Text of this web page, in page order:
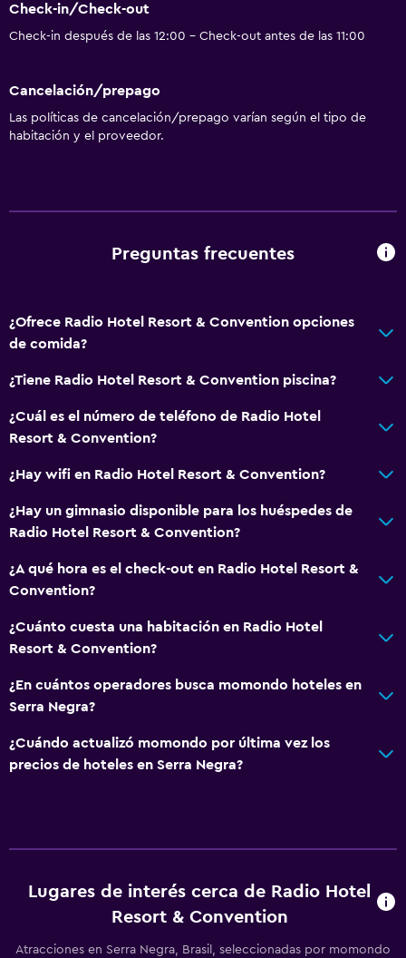
Check-in/Check-out
Check-in después de las 12:00 - Check-out antes de las 11:00
Cancelación/prepago
Las políticas de cancelación/prepago varían según el tipo de
habitación y el proveedor.
Preguntas frecuentes
¿Ofrece Radio Hotel Resort & Convention opciones
de comida?
¿Tiene Radio Hotel Resort & Convention piscina?
¿Cuál es el número de teléfono de Radio Hotel
Resort & Convention?
¿Hay wifi en Radio Hotel Resort & Convention?
¿Hay un gimnasio disponible para los huéspedes de
Radio Hotel Resort & Convention?
¿A qué hora es el check-out en Radio Hotel Resort &
Convention?
¿Cuánto cuesta una habitación en Radio Hotel
Resort & Convention?
¿En cuántos operadores busca momondo hoteles en
Serra Negra?
¿Cuándo actualizó momondo por última vez los
precios de hoteles en Serra Negra?
Lugares de interés cerca de Radio Hotel
Resort & Convention
Atracciones en Serra Negra, Brasil, seleccionadas por momondo